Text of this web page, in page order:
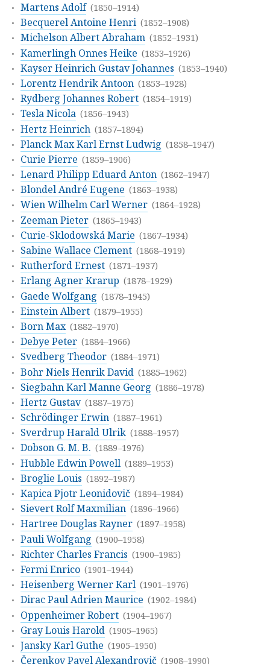
Martens Adolf (1850–1914)
Becquerel Antoine Henri (1852–1908)
Michelson Albert Abraham (1852–1931)
Kamerlingh Onnes Heike (1853–1926)
Kayser Heinrich Gustav Johannes (1853–1940)
Lorentz Hendrik Antoon (1853–1928)
Rydberg Johannes Robert (1854–1919)
Tesla Nicola (1856–1943)
Hertz Heinrich (1857–1894)
Planck Max Karl Ernst Ludwig (1858–1947)
Curie Pierre (1859–1906)
Lenard Philipp Eduard Anton (1862–1947)
Blondel André Eugene (1863–1938)
Wien Wilhelm Carl Werner (1864–1928)
Zeeman Pieter (1865–1943)
Curie-Sklodowská Marie (1867–1934)
Sabine Wallace Clement (1868–1919)
Rutherford Ernest (1871–1937)
Erlang Agner Krarup (1878–1929)
Gaede Wolfgang (1878–1945)
Einstein Albert (1879–1955)
Born Max (1882–1970)
Debye Peter (1884–1966)
Svedberg Theodor (1884–1971)
Bohr Niels Henrik David (1885–1962)
Siegbahn Karl Manne Georg (1886–1978)
Hertz Gustav (1887–1975)
Schrödinger Erwin (1887–1961)
Sverdrup Harald Ulrik (1888–1957)
Dobson G. M. B. (1889–1976)
Hubble Edwin Powell (1889–1953)
Broglie Louis (1892–1987)
Kapica Pjotr Leonidovič (1894–1984)
Sievert Rolf Maxmilian (1896–1966)
Hartree Douglas Rayner (1897–1958)
Pauli Wolfgang (1900–1958)
Richter Charles Francis (1900–1985)
Fermi Enrico (1901–1944)
Heisenberg Werner Karl (1901–1976)
Dirac Paul Adrien Maurice (1902–1984)
Oppenheimer Robert (1904–1967)
Gray Louis Harold (1905–1965)
Jansky Karl Guthe (1905–1950)
Čerenkov Pavel Alexandrovič (1908–1990)